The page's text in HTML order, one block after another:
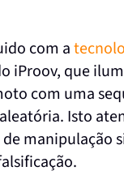
com a
iProov, que
com uma
Isto
manipulação